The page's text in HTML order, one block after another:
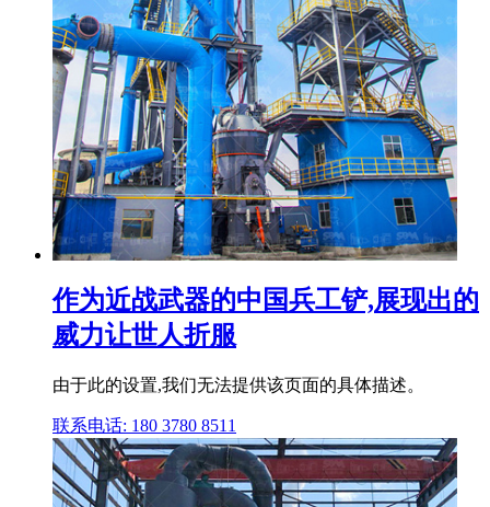
作为近战武器的中国兵工铲,展现出的
威力让世人折服
由于此的设置,我们无法提供该页面的具体描述。
联系电话: 180 3780 8511